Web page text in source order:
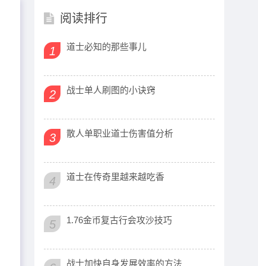
阅读排行
1 道士必知的那些事儿
2 战士单人刷图的小诀窍
3 散人单职业道士伤害值分析
4 道士在传奇里越来越吃香
5 1.76金币复古行会攻沙技巧
战士加快自身发展效率的方法